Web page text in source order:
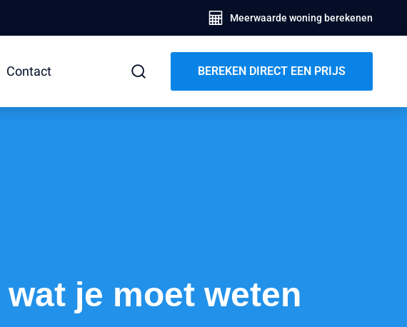
Meerwaarde woning berekenen
Contact BEREKEN DIRECT EEN PRIJS
je moet weten